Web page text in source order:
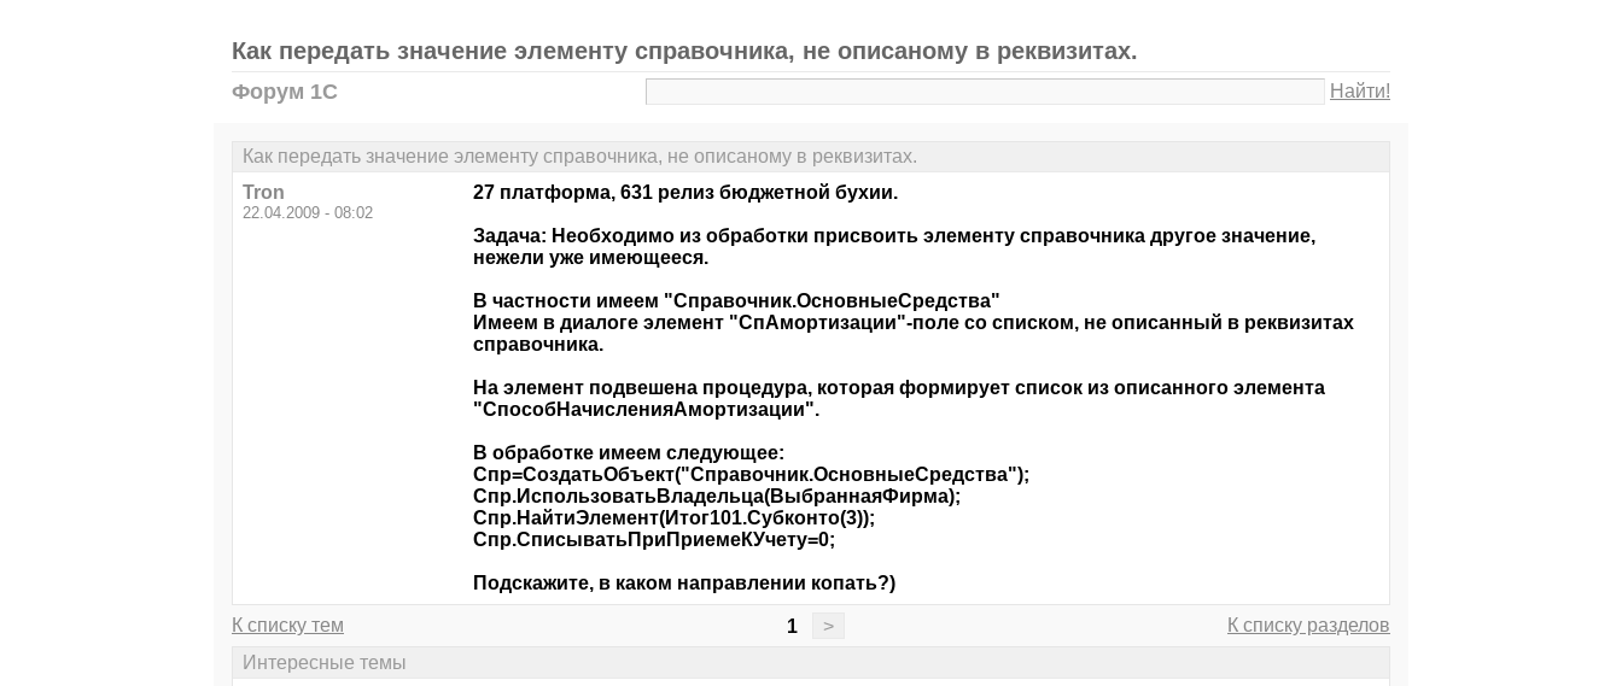
Как передать значение элементу справочника, не описаному в реквизитах.
Форум 1С Найти!
Как передать значение элементу справочника, не описаному в реквизитах.
Tron
22.04.2009 - 08:02
27 платформа, 631 релиз бюджетной бухии.
Задача: Необходимо из обработки присвоить элементу справочника другое значение,
нежели уже имеющееся.
В частности имеем "Справочник.ОсновныеСредства"
Имеем в диалоге элемент "СпАмортизации"-поле со списком, не описанный в реквизитах
справочника.
На элемент подвешена процедура, которая формирует список из описанного элемента
"СпособНачисленияАмортизации".
В обработке имеем следующее:
Спр=СоздатьОбъект("Справочник.ОсновныеСредства");
Спр.ИспользоватьВладельца(ВыбраннаяФирма);
Спр.НайтиЭлемент(Итог101.Субконто(3));
Спр.СписыватьПриПриемеКУчету=0;
Подскажите, в каком направлении копать?)
К списку тем 1 >
К списку разделов
Интересные темы